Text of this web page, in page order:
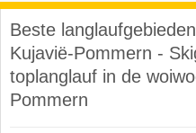
Beste
Kujavië-Pommern -
toplanglauf in de
Pommern